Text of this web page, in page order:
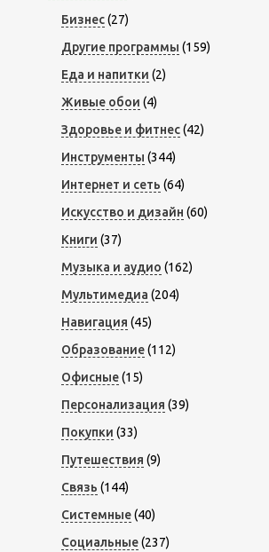
Бизнес(27)
Другие программы (159)
Еда и напитки (2)
Живые обои (4)
Здоровье и фитнес(42)
Инструменты (344)
Интернет и сеть (64)
Искусство и дизайн (60)
Книги (37)
Музыка и аудио (162)
Мультимедиа (204)
Навигация (45)
Образование(112)
Офисные(15)
Персонализация (39)
Покупки (33)
Путешествия (9)
Связь (144)
Системные(40)
Социальные(237)